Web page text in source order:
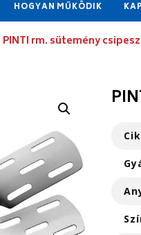
HOGYAN MŰKÖDIK
PINTI rm. sütemény csipesz